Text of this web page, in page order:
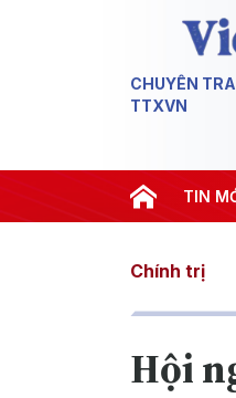
CHUYÊN
TTXVN
TIN
thành hành động
Chính trị
Hội